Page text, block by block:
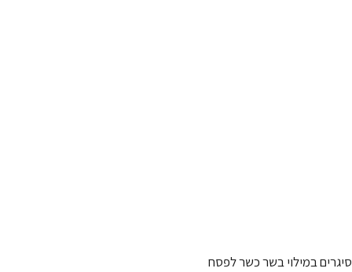
סיגרים במילוי בשר כשר לפסח